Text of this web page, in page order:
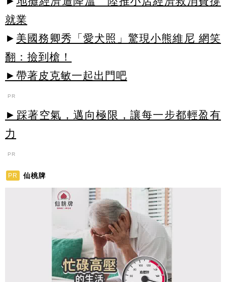
就業
► 美國務卿秀「愛犬照」驚現小熊維尼 網笑
翻：撿到槍！
►帶著皮克敏一起出門吧
PR
►踩著空氣，邁向極限，讓每一步都輕盈有
力
PR
PR 仙桃牌